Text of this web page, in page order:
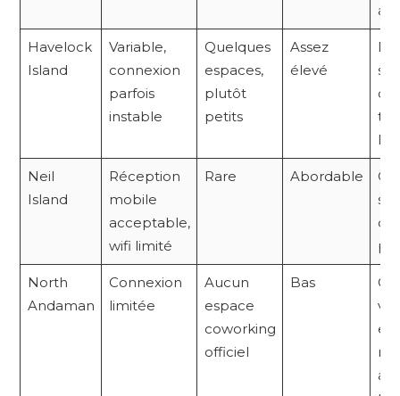
Havelock
Island
Variable,
connexion
parfois
instable
Quelques
espaces,
plutôt
petits
Assez
élevé
Neil
Island
Réception
mobile
acceptable,
wifi limité
Rare Abordable
North
Andaman
Connexion
limitée
Aucun
espace
coworking
officiel
Bas